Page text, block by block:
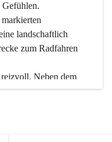
Gefühlen.
landschaftlich
zum Radfahren
Neben dem
gelegenen Unterberg
zum Schifahren oder